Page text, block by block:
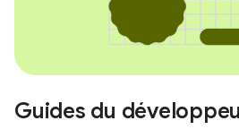
Guides du